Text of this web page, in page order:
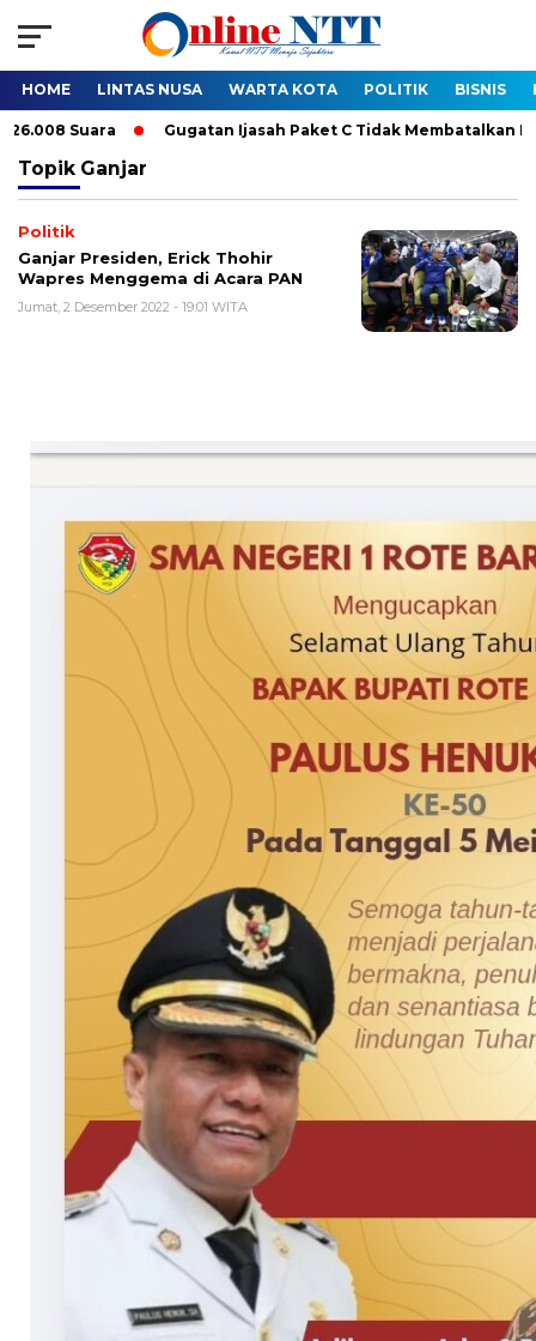
HOME LINTAS NUSA WARTA KOTA POLITIK BISNIS
Gugatan Ijasah Paket C Tidak Membatalkan Pelantikan
Topik Ganjar
Politik
Ganjar Presiden, Erick Thohir
Wapres Menggema di Acara PAN
Jumat, 2 Desember 2022 - 19:01 WITA